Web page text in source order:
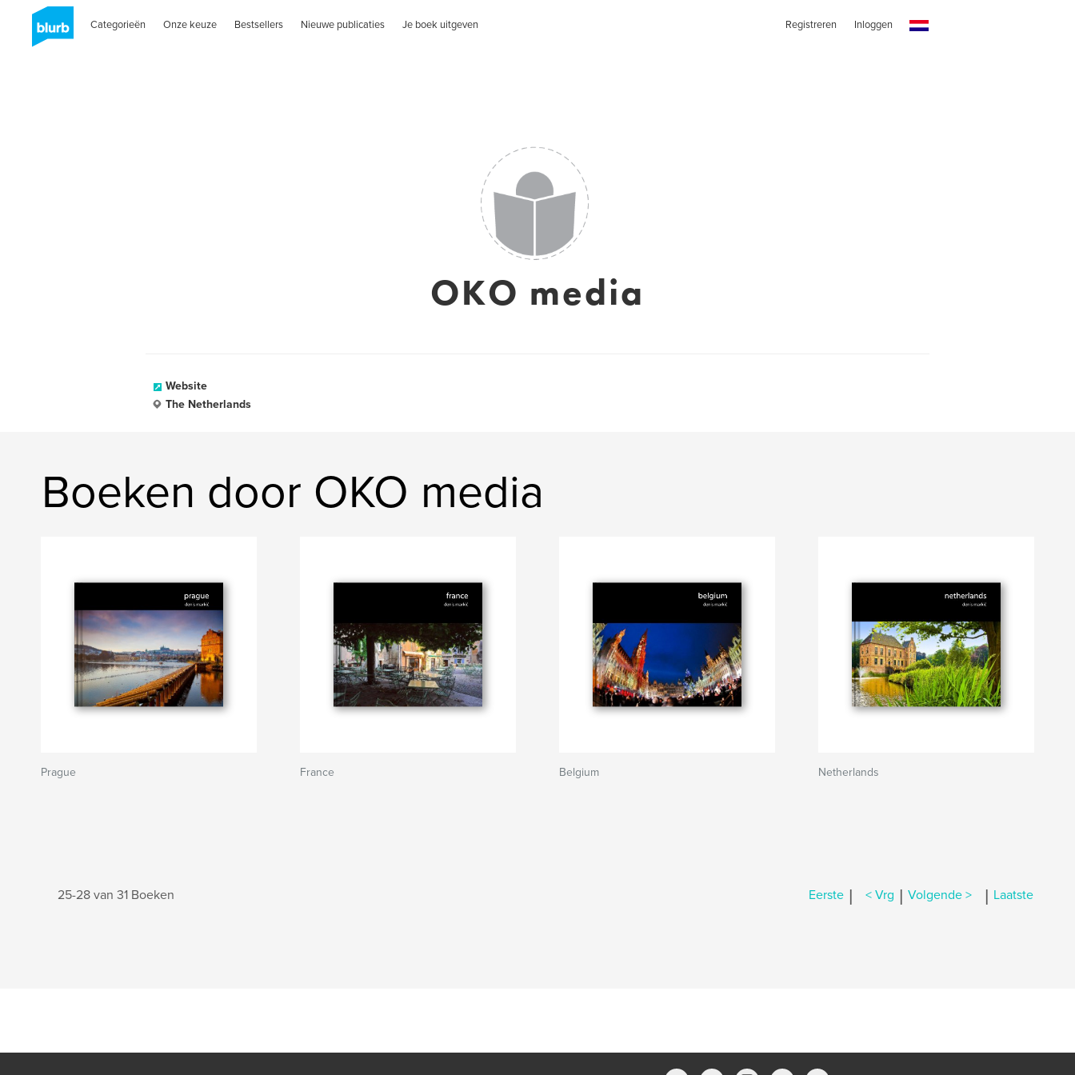
Categorieën Onze keuze Bestsellers Nieuwe publicaties Je boek uitgeven Registreren Inloggen
OKO media
Website
The Netherlands
Boeken door OKO media
Prague France Belgium Netherlands
25-28 van 31 Boeken Eerste | < Vrg | Volgende > | Laatste